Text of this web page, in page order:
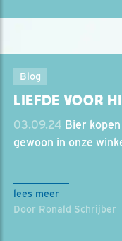
Blog
LIEFDE VOOR
03.09.24 Bier
gewoon in onze
lees meer
Door Ronald Schrijber